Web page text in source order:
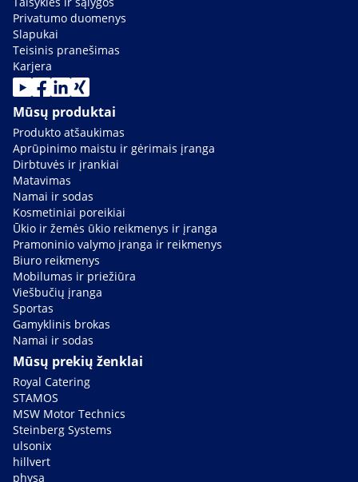
Privatumo duomenys
Slapukai
Teisinis pranešimas
Karjera
Mūsų produktai
Produkto atšaukimas
Aprūpinimo maistu ir gėrimais įranga
Dirbtuvės ir įrankiai
Matavimas
Namai ir sodas
Kosmetiniai poreikiai
Ūkio ir žemės ūkio reikmenys ir įranga
Pramoninio valymo įranga ir reikmenys
Biuro reikmenys
Mobilumas ir priežiūra
Viešbučių įranga
Sportas
Gamyklinis brokas
Namai ir sodas
Mūsų prekių ženklai
Royal Catering
STAMOS
MSW Motor Technics
Steinberg Systems
ulsonix
hillvert
physa